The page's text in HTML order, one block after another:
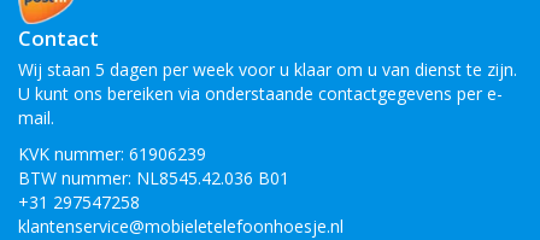
Contact
Wij staan 5 dagen per week voor u klaar om u van dienst te zijn.
U kunt ons bereiken via onderstaande contactgegevens per e-
mail.
KVK nummer: 61906239
BTW nummer: NL8545.42.036 B01
+31 297547258
klantenservice@mobieletelefoonhoesje.nl